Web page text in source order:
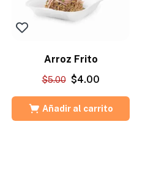
Arroz Frito
$5.00 $4.00
Añadir al carrito